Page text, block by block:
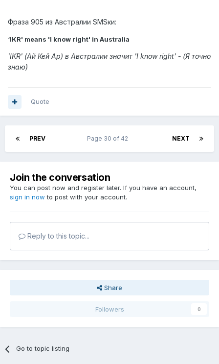
Фраза 905 из Австралии SMSки:
‘IKR' means 'I know right' in Australia
'IKR' (Ай Кей Ар) в Австралии значит 'I know right’ - (Я точно
знаю)
Quote
PREV NEXT
Page 30 of 42
Join the conversation
You can post now and register later. If you have an account,
sign in now to post with your account.
Reply to this topic...
Share
Followers 0
Go to topic listing